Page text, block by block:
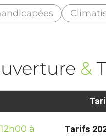
&
à
Tarifs